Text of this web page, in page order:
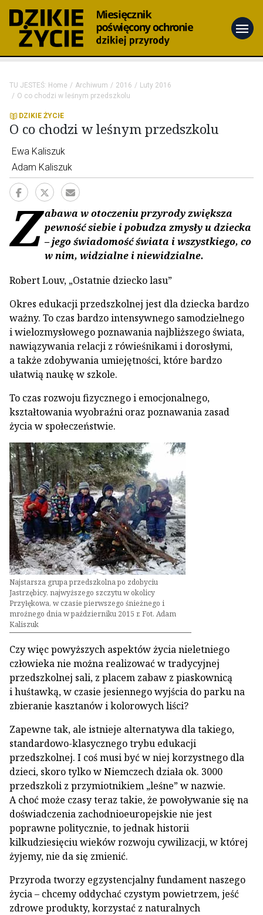
menu
TU JESTEŚ: Home Archiwum 2016
Luty 2016
O co chodzi w leśnym przedszkolu
DZIKIE ŻYCIE
O co chodzi w leśnym przedszkolu
Ewa Kaliszuk
Adam Kaliszuk
Zabawa w otoczeniu przyrody zwiększa
pewność siebie i pobudza zmysły u dziecka
– jego świadomość świata i wszystkiego, co
w nim, widzialne i niewidzialne.
Robert Louv, „Ostatnie dziecko lasu”
Okres edukacji przedszkolnej jest dla dziecka bardzo
ważny. To czas bardzo intensywnego samodzielnego
i wielozmysłowego poznawania najbliższego świata,
nawiązywania relacji z rówieśnikami i dorosłymi,
a także zdobywania umiejętności, które bardzo
ułatwią naukę w szkole.
To czas rozwoju fizycznego i emocjonalnego,
kształtowania wyobraźni oraz poznawania zasad
życia w społeczeństwie.
Najstarsza grupa przedszkolna po zdobyciu
Jastrzębicy, najwyższego szczytu w okolicy
Przyłękowa, w czasie pierwszego śnieżnego i
mroźnego dnia w październiku 2015 r. Fot. Adam
Kaliszuk
Czy więc powyższych aspektów życia nieletniego
człowieka nie można realizować w tradycyjnej
przedszkolnej sali, z placem zabaw z piaskownicą
i huśtawką, w czasie jesiennego wyjścia do parku na
zbieranie kasztanów i kolorowych liści?
Zapewne tak, ale istnieje alternatywa dla takiego,
standardowo-klasycznego trybu edukacji
przedszkolnej. I coś musi być w niej korzystnego dla
dzieci, skoro tylko w Niemczech działa ok. 3000
przedszkoli z przymiotnikiem „leśne” w nazwie.
A choć może czasy teraz takie, że powoływanie się na
doświadczenia zachodnioeuropejskie nie jest
poprawne politycznie, to jednak historii
kilkudziesięciu wieków rozwoju cywilizacji, w której
żyjemy, nie da się zmienić.
Przyroda tworzy egzystencjalny fundament naszego
życia – chcemy oddychać czystym powietrzem, jeść
zdrowe produkty, korzystać z naturalnych